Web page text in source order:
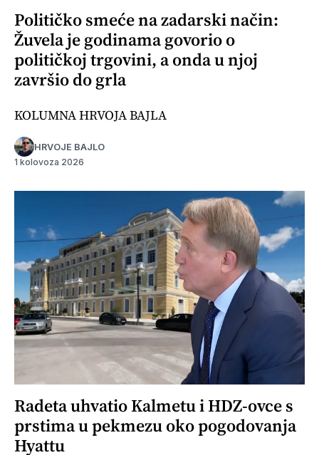
Političko smeće na zadarski način:
Žuvela je godinama govorio o
političkoj trgovini, a onda u njoj
završio do grla
KOLUMNA HRVOJA BAJLA
HRVOJE BAJLO
1 kolovoza 2026
Radeta uhvatio Kalmetu i HDZ-ovce s
prstima u pekmezu oko pogodovanja
Hyattu